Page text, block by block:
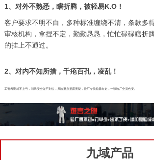
1、对外不熟悉，瞎折腾，被轻易K.O！
客户要求不明不白，多种标准缠绕不清，条款多
审核机构，拿捏不定，勤勤恳恳，忙忙碌碌瞎折
的挂上不通过。
2、对内不知所措，千疮百孔，凌乱！
工资考勤对不上号，消防安全做不到位，风险重点显露无疑，验厂专员轮番出走，一谈验厂全员色变。
九域产品